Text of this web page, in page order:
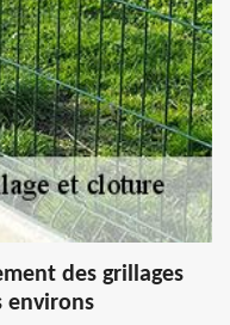
des grillages
environs